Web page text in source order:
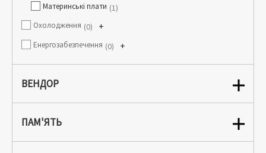
Материнські плати 1
Охолодження +
0
Енергозабезпечення +
0
ВЕНДОР
ПАМ'ЯТЬ